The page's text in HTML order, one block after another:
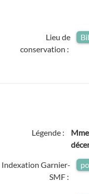
Lieu de
conservation :
Légende :
Indexation Garnier-
SMF :